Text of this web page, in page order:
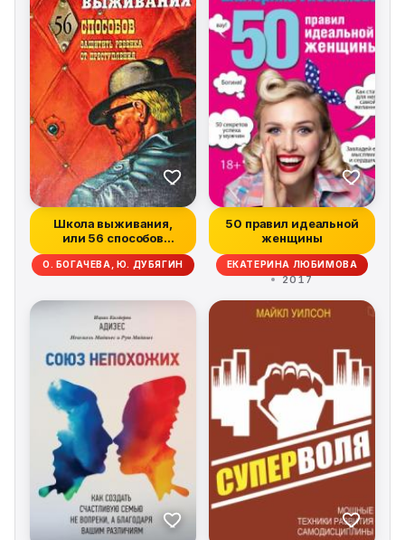
Школа выживания,
или 56 способов
защиты вашего реб...
О. БОГАЧЕВА, Ю. ДУБЯГИН
50 правил идеальной
женщины
ЕКАТЕРИНА ЛЮБИМОВА
2017